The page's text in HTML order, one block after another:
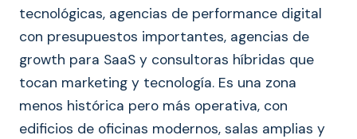
tecnológicas, agencias de performance digital
con presupuestos importantes, agencias de
growth para SaaS y consultoras híbridas que
tocan marketing y tecnología. Es una zona
menos histórica pero más operativa, con
edificios de oficinas modernos, salas amplias y